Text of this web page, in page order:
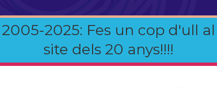
2005-2025: Fes un cop d'ull al
site dels 20 anys!!!!